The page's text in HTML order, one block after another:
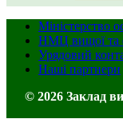
Міністерство
НМЦ вищої та
Урядовий
Наші партнери
© 2026 Заклад